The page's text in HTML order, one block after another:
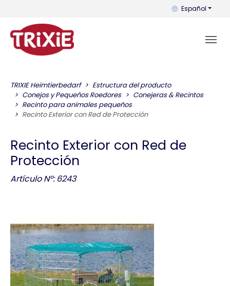
Puedes cambiar
Español
TRIXIE Heimtierbedarf
Estructura del producto
Conejos y Pequeños Roedores
Conejeras & Recintos
Recinto para animales pequeños
Recinto Exterior con Red de Protección
Recinto Exterior con Red de
Protección
Artículo Nº: 6243